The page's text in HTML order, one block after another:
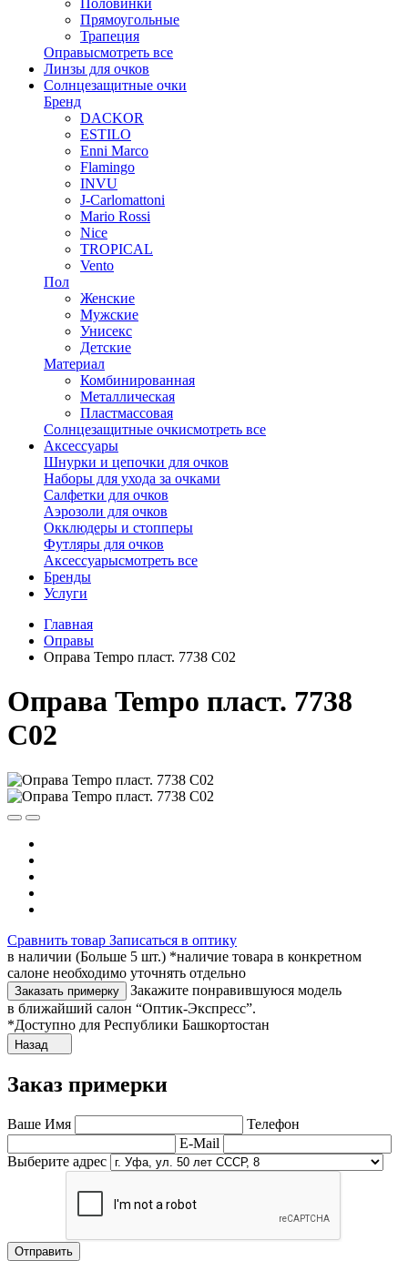
Прямоугольные
Трапеция
Оправысмотреть все
Линзы для очков
Солнцезащитные очки
Бренд
DACKOR
ESTILO
Enni Marco
Flamingo
INVU
J-Carlomattoni
Mario Rossi
Nice
TROPICAL
Vento
Пол
Женские
Мужские
Унисекс
Детские
Материал
Комбинированная
Металлическая
Пластмассовая
Солнцезащитные очкисмотреть все
Аксессуары
Шнурки и цепочки для очков
Наборы для ухода за очками
Салфетки для очков
Аэрозоли для очков
Окклюдеры и стопперы
Футляры для очков
Аксессуарысмотреть все
Бренды
Услуги
Главная
Оправы
Оправа Tempo пласт. 7738 С02
Оправа Tempo пласт. 7738
С02
Сравнить товар Записаться в оптику
в наличии (Больше 5 шт.) *наличие товара в конкретном
салоне необходимо уточнять отдельно
Заказать примерку
Закажите понравившуюся модель
в ближайший салон “Оптик-Экспресс”.
*Доступно для Республики Башкортостан
Назад
Заказ примерки
Ваше Имя
Телефон
E-Mail
Выберите адрес
Отправить